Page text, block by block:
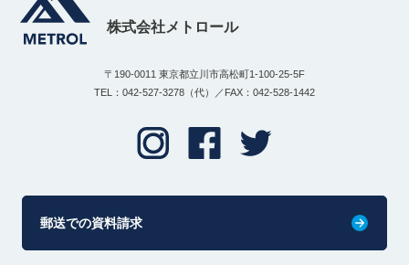
株式会社メトロール
〒190-0011 東京都立川市高松町1-100-25-5F
TEL：042-527-3278（代）／FAX：042-528-1442
郵送での資料請求